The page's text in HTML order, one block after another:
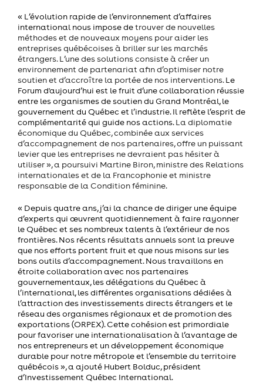
« L’évolution rapide de l’environnement d’affaires
international nous impose detrouver de nouvelles
méthodes et de nouveaux moyens pour aider les
entreprises québécoises à briller sur les marchés
étrangers. L’une des solutions consiste à créer un
environnement de partenariat afin d’optimiser notre
soutien et d’accroître la portée de nos interventions.Le
Forum d'aujourd’hui est le fruit d’une collaboration réussie
entre les organismes de soutien du Grand Montréal, le
gouvernement du Québec et l’industrie. Il reflète l’esprit de
complémentarité qui guide nos actions.La diplomatie
économique du Québec, combinée aux services
d’accompagnement de nos partenaires, offre un puissant
levier que les entreprises ne devraient pas hésiter à
utiliser »,a poursuivi Martine Biron, ministre des Relations
internationales et de la Francophonie et ministre
responsable de la Condition féminine.
« Depuis quatre ans, j’ai la chance de diriger une équipe
d’experts qui œuvrent quotidiennement à faire rayonner
le Québec et ses nombreux talents à l’extérieur de nos
frontières. Nos récents résultats annuels sont la preuve
que nos efforts portent fruit et que nous misons sur les
bons outils d’accompagnement. Nous travaillons en
étroite collaboration avec nos partenaires
gouvernementaux, les délégations du Québec à
l’international, les différentes organisations dédiées à
l’attraction des investissements directs étrangers et le
réseau des organismes régionaux et de promotion des
exportations (ORPEX). Cette cohésion est primordiale
pour favoriser une internationalisation à l’avantage de
nos entrepreneurs et un développement économique
durable pour notre métropole et l’ensemble du territoire
québécois », a ajouté Hubert Bolduc, président
d’Investissement Québec International.